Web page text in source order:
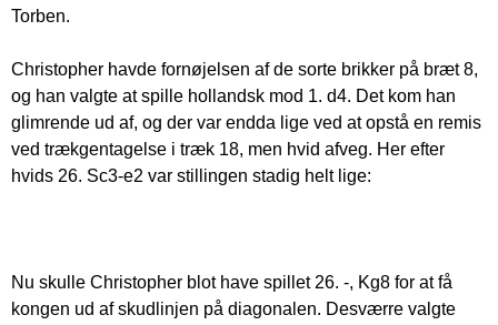
Torben.
Christopher havde fornøjelsen af de sorte brikker på bræt 8,
og han valgte at spille hollandsk mod 1. d4. Det kom han
glimrende ud af, og der var endda lige ved at opstå en remis
ved trækgentagelse i træk 18, men hvid afveg. Her efter
hvids 26. Sc3-e2 var stillingen stadig helt lige:
Nu skulle Christopher blot have spillet 26. -, Kg8 for at få
kongen ud af skudlinjen på diagonalen. Desværre valgte